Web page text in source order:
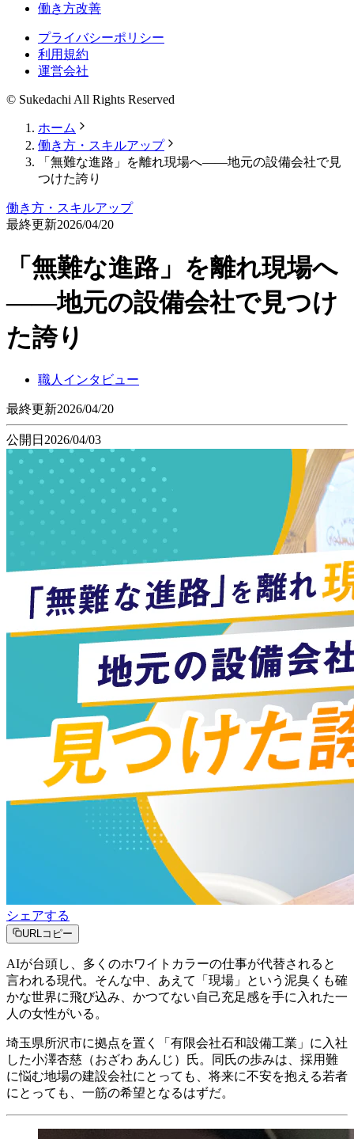
働き方改善
プライバシーポリシー
利用規約
運営会社
© Sukedachi All Rights Reserved
ホーム
働き方・スキルアップ
「無難な進路」を離れ現場へ——地元の設備会社で見
つけた誇り
働き方・スキルアップ
最終更新2026/04/20
「無難な進路」を離れ現場へ
——地元の設備会社で見つけ
た誇り
職人インタビュー
最終更新2026/04/20
公開日 2026/04/03
シェアする
URLコピー
AIが台頭し、多くのホワイトカラーの仕事が代替されると
言われる現代。そんな中、あえて「現場」という泥臭くも確
かな世界に飛び込み、かつてない自己充足感を手に入れた一
人の女性がいる。
埼玉県所沢市に拠点を置く「有限会社石和設備工業」に入社
した小澤杏慈（おざわ あんじ）氏。同氏の歩みは、採用難
に悩む地場の建設会社にとっても、将来に不安を抱える若者
にとっても、一筋の希望となるはずだ。